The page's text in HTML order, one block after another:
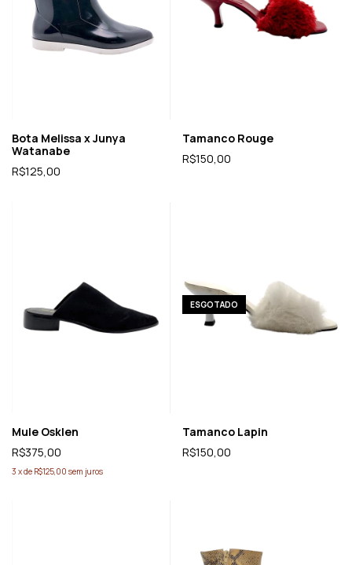
Bota Melissa x Junya
Watanabe
R$125,00
Tamanco Rouge
R$150,00
Mule Osklen
R$375,00
3 xde R$125,00 sem juros
ESGOTADO
Tamanco Lapin
R$150,00